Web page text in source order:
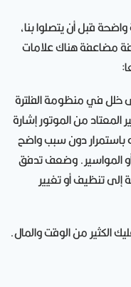
قبل أن يتصلوا بنا،
مضاعفة هناك علامات
خلل في منظومة الفلترة
من الموتور إشارة
باستمرار دون سبب واضح
المواسير. وضعف تدفق
إلى تنظيف أو تغيير
الكثير من الوقت والمال.